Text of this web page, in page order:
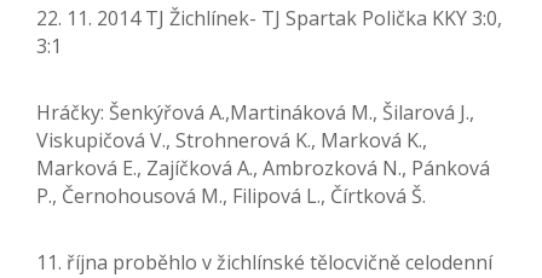
22. 11. 2014 TJ Žichlínek- TJ Spartak Polička KKY 3:0,
3:1
Hráčky: Šenkýřová A.,Martináková M., Šilarová J.,
Viskupičová V., Strohnerová K., Marková K.,
Marková E., Zajíčková A., Ambrozková N., Pánková
P., Černohousová M., Filipová L., Čírtková Š.
11. října proběhlo v žichlínské tělocvičně celodenní